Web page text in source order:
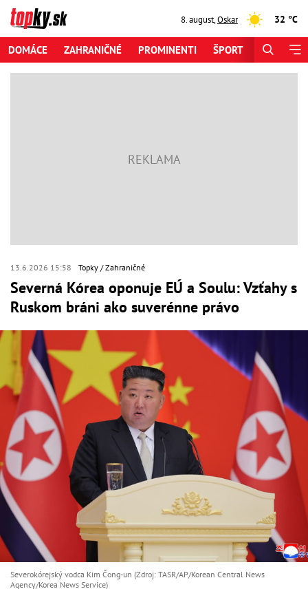
8. august,Oskar 32 °C
DOMÁCE ZAHRANIČNÉ PROMINENTI ŠPORT
13.6.2026 15:58 Topky Zahraničné
Severná Kórea oponuje EÚ a Soulu: Vzťahy s
Ruskom bráni ako suverénne právo
Severokórejský vodca Kim Čong-un (Zdroj: TASR/AP/Korean Central News
Agency/Korea News Service)